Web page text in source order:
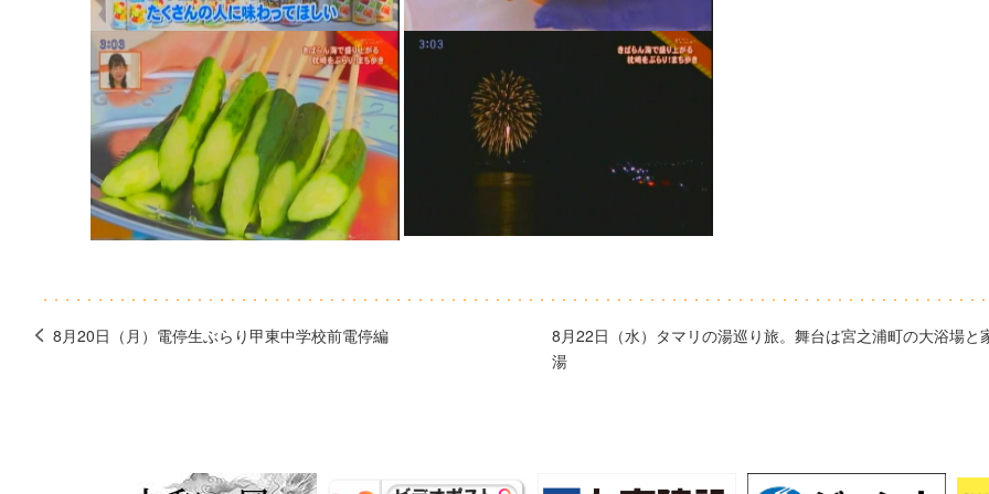
8月20日（月）電停生ぶらり甲東中学校前電停編
8月22日（水）タマリの湯巡り旅。舞台は宮之浦町の大浴場と
湯